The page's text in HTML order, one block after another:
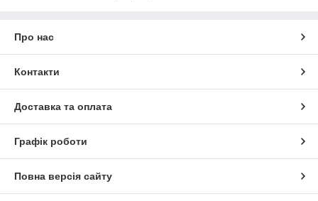
Про нас
Контакти
Доставка та оплата
Графік роботи
Повна версія сайту